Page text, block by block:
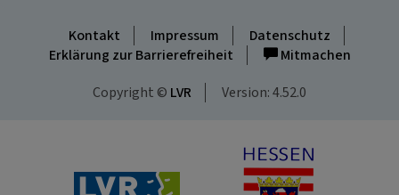
Kontakt Impressum
Datenschutz
Erklärung zur Barrierefreiheit
Mitmachen
Copyright © LVR Version: 4.52.0